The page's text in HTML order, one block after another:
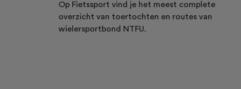
Op Fietssport vind je het meest complete
overzicht van toertochten en routes van
wielersportbond NTFU.